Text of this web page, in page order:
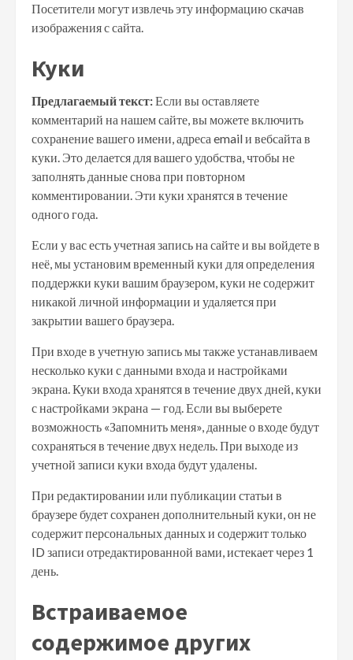
Посетители могут извлечь эту информацию скачав
изображения с сайта.
Куки
Предлагаемый текст:Если вы оставляете
комментарий на нашем сайте, вы можете включить
сохранение вашего имени, адреса email и вебсайта в
куки. Это делается для вашего удобства, чтобы не
заполнять данные снова при повторном
комментировании. Эти куки хранятся в течение
одного года.
Если у вас есть учетная запись на сайте и вы войдете в
неё, мы установим временный куки для определения
поддержки куки вашим браузером, куки не содержит
никакой личной информации и удаляется при
закрытии вашего браузера.
При входе в учетную запись мы также устанавливаем
несколько куки с данными входа и настройками
экрана. Куки входа хранятся в течение двух дней, куки
с настройками экрана — год. Если вы выберете
возможность «Запомнить меня», данные о входе будут
сохраняться в течение двух недель. При выходе из
учетной записи куки входа будут удалены.
При редактировании или публикации статьи в
браузере будет сохранен дополнительный куки, он не
содержит персональных данных и содержит только
ID записи отредактированной вами, истекает через 1
день.
Встраиваемое
содержимое других